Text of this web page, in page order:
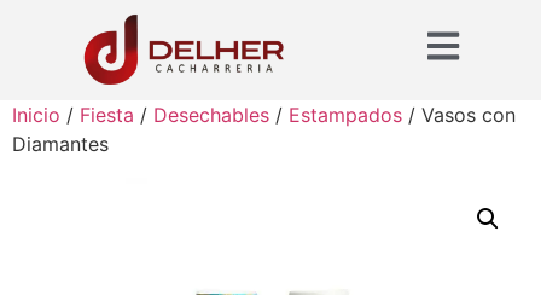
Inicio / Fiesta / Desechables / Estampados / Vasos con
Diamantes